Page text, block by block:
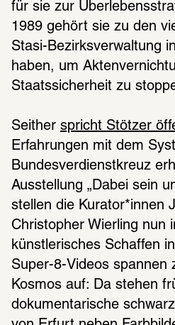
für sie zur
1989 gehört sie zu den
Stasi-Bezirksverwaltung
haben, um
Staatssicherheit zu
Seither spricht Stötzer
Erfahrungen mit dem
Bundesverdienstkreuz
Ausstellung „Dabei sein
stellen die Kurator*innen
Christopher Wierling nun
künstlerisches Schaffen
Super-8-Videos spannen
Kosmos auf: Da stehen
dokumentarische